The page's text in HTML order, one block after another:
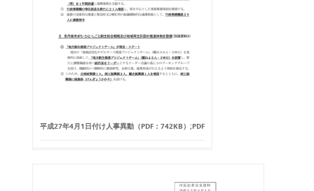
平成27年4月1日付け人事異動（PDF：742KB）;PDF